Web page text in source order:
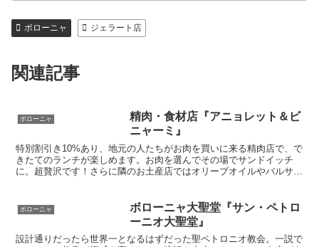
ボローニャ ジェラート店
関連記事
ボローニャ
精肉・食材店『アニョレット＆ビ
ニャーミ』
特別割引き10%あり、地元の人たちがお肉を買いに来る精肉店で、で
きたてのランチが楽しめます。お肉を選んでその場でサンドイッチ
に。超贅沢です！さらに隣のお土産店ではオリーブオイルやバルサミ
ボローニャ
ボローニャ大聖堂『サン・ペトロ
ーニオ大聖堂』
設計通りだったら世界一となるはずだった聖ペトロニオ教会。一説で